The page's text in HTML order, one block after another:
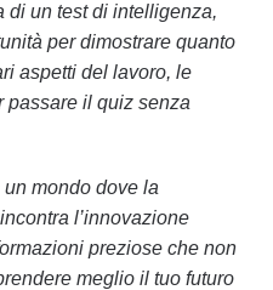
di un test di intelligenza,
per dimostrare quanto
aspetti del lavoro, le
passare il quiz senza
mondo dove la
l’innovazione
preziose che non
meglio il tuo futuro